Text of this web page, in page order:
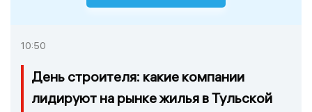
10:50
День строителя: какие компании
лидируют на рынке жилья в Тульской